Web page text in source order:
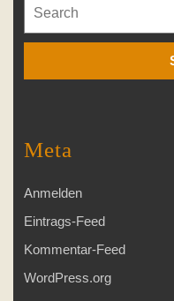
for:
Meta
Anmelden
Eintrags-Feed
Kommentar-Feed
WordPress.org